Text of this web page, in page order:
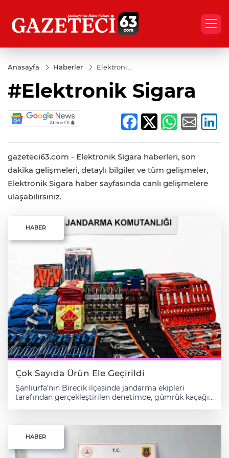
Anasayfa Haberler
Elektronik
#Elektronik Sigara
gazeteci63.com - Elektronik Sigara haberleri, son
dakika gelişmeleri, detaylı bilgiler ve tüm gelişmeler,
Elektronik Sigara haber sayfasında canlı gelişmelere
ulaşabilirsiniz.
HABER
Çok Sayıda Ürün Ele Geçirildi
Şanlıurfa’nın Birecik ilçesinde jandarma ekipleri
tarafından gerçekleştirilen denetimde, gümrük kaçağı
Jandarma Komutanlığı ekiplerinin “Kaçakçılıkla
Mücadele Kanununa Muhalefet” kapsamında yürüttüğü
çalışmalar devam ediyor. Bu kapsamda 4 Ağustos 2026
tarihinde Birecik ilçesinde Otoyol Jandarma
HABER